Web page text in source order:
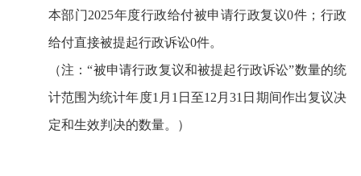
本部门2025年度行政给付被申请行政复议0件 ；行政
给付直接被提起行政诉讼0件。
（注：“被申请行政复议和被提起行政诉讼”数量的统
计范围为统计年度1 月 1 日至12 月31 日期间作出复议决
定和生效判决的数量。）